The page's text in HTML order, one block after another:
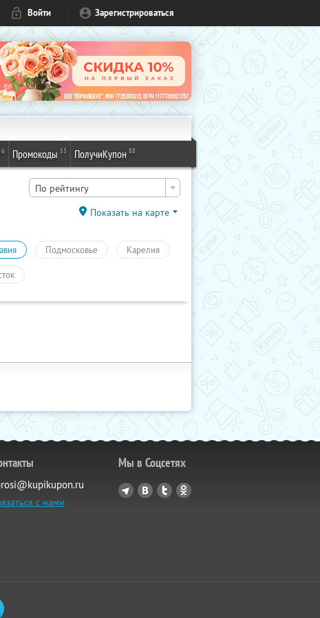
Войти Зарегистрироваться
6 Промокоды 53 ПолучиКупон 88
По рейтингу
Показать на карте
Подмосковье Карелия
с нами
Мы в Соцсетях